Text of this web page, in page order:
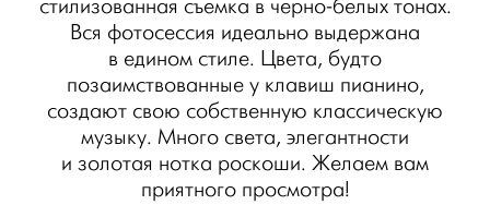
стилизованная съемка в черно-белых тонах.
Вся фотосессия идеально выдержана
в едином стиле. Цвета, будто
позаимствованные у клавиш пианино,
создают свою собственную классическую
музыку. Много света, элегантности
и золотая нотка роскоши. Желаем вам
приятного просмотра!